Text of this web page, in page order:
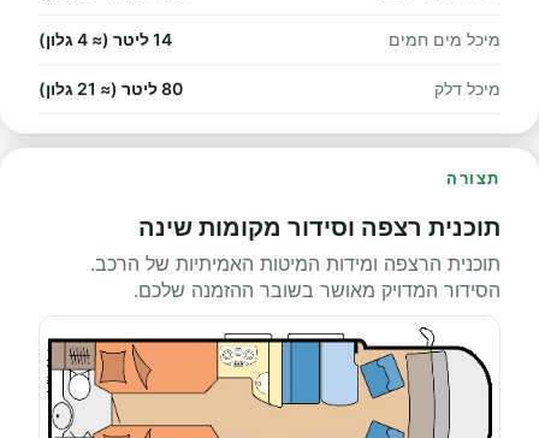
מיכל מים חמים 14 ליטר (≈ 4 גלון)
מיכל דלק 80 ליטר (≈ 21 גלון)
תצורה
תוכנית רצפה וסידור מקומות שינה
תוכנית הרצפה ומידות המיטות האמיתיות של הרכב.
הסידור המדויק מאושר בשובר ההזמנה שלכם.